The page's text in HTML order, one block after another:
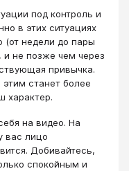
под контроль и
в этих ситуациях
(от недели до пары
и не позже чем через
привычка.
станет более
характер.
на видео. На
вас лицо
Добивайтесь,
спокойным и